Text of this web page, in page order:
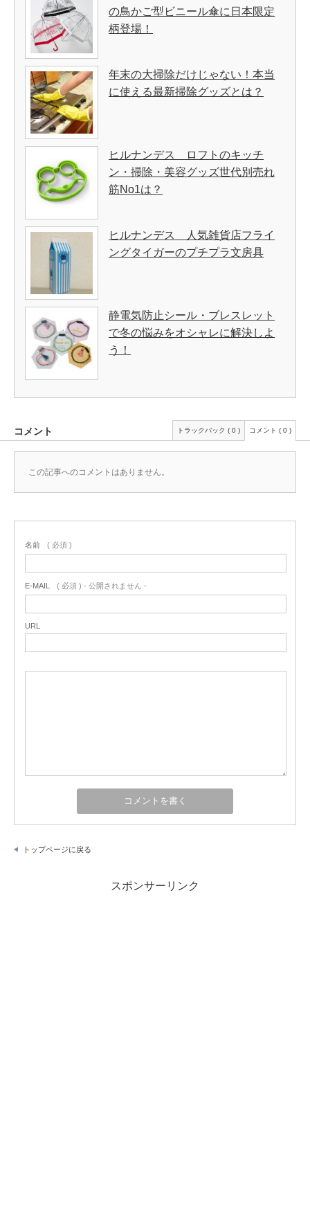
の鳥かご型ビニール傘に日本限定
柄登場！
年末の大掃除だけじゃない！本当
に使える最新掃除グッズとは？
ヒルナンデス ロフトのキッチ
ン・掃除・美容グッズ世代別売れ
筋No1は？
ヒルナンデス 人気雑貨店フライ
ングタイガーのプチプラ文房具
静電気防止シール・ブレスレット
で冬の悩みをオシャレに解決しよ
う！
コメント トラックバック ( 0 ) コメント ( 0 )
この記事へのコメントはありません。
名前 ( 必須 )
E-MAIL ( 必須 ) - 公開されません -
URL
トップページに戻る
スポンサーリンク